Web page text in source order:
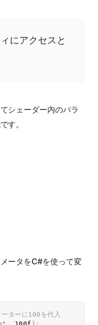
にアクセスと
シェーダー内のパラ
す。
ータをC#を使って変
ターに100を代入